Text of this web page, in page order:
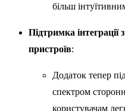
більш
Підтримка інтеграції
пристроїв:
Додаток тепер
спектром
користувачам